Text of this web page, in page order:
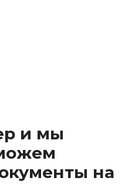
и мы
на